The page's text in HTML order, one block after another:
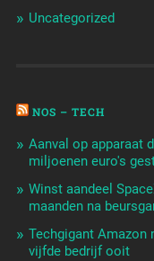
Uncategorized
NOS – TECH
Aanval op apparaat
miljoenen euro's
Winst aandeel
maanden na
Techgigant Amazon
vijfde bedrijf ooit